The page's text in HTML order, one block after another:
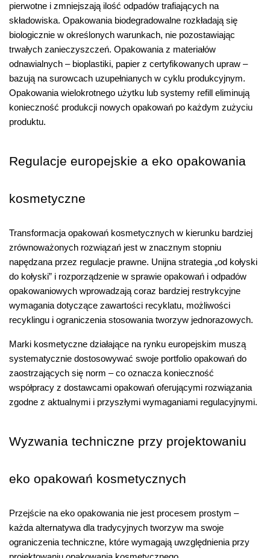
pierwotne i zmniejszają ilość odpadów trafiających na
składowiska. Opakowania biodegradowalne rozkładają się
biologicznie w określonych warunkach, nie pozostawiając
trwałych zanieczyszczeń. Opakowania z materiałów
odnawialnych – bioplastiki, papier z certyfikowanych upraw –
bazują na surowcach uzupełnianych w cyklu produkcyjnym.
Opakowania wielokrotnego użytku lub systemy refill eliminują
konieczność produkcji nowych opakowań po każdym zużyciu
produktu.
Regulacje europejskie a eko opakowania
kosmetyczne
Transformacja opakowań kosmetycznych w kierunku bardziej
zrównoważonych rozwiązań jest w znacznym stopniu
napędzana przez regulacje prawne. Unijna strategia „od kołyski
do kołyski” i rozporządzenie w sprawie opakowań i odpadów
opakowaniowych wprowadzają coraz bardziej restrykcyjne
wymagania dotyczące zawartości recyklatu, możliwości
recyklingu i ograniczenia stosowania tworzyw jednorazowych.
Marki kosmetyczne działające na rynku europejskim muszą
systematycznie dostosowywać swoje portfolio opakowań do
zaostrzających się norm – co oznacza konieczność
współpracy z dostawcami opakowań oferującymi rozwiązania
zgodne z aktualnymi i przyszłymi wymaganiami regulacyjnymi.
Wyzwania techniczne przy projektowaniu
eko opakowań kosmetycznych
Przejście na eko opakowania nie jest procesem prostym –
każda alternatywa dla tradycyjnych tworzyw ma swoje
ograniczenia techniczne, które wymagają uwzględnienia przy